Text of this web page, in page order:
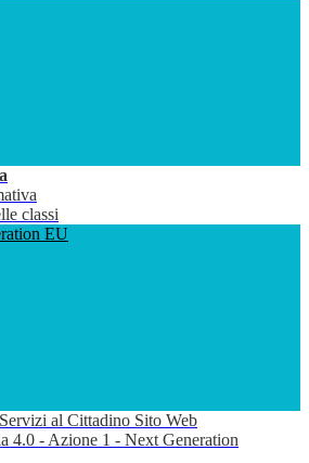
classi
EU
al Cittadino Sito Web
4.0 - Azione 1 - Next Generation